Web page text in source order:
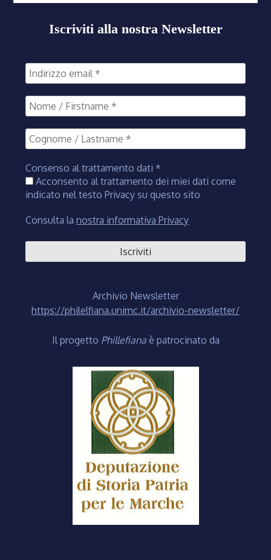
Iscriviti alla nostra Newsletter
Consenso al trattamento dati *
Acconsento al trattamento dei miei dati come
indicato nel testo Privacy su questo sito
Consulta lanostra informativa Privacy
Archivio Newsletter
https://philelfiana.unimc.it/archivio-newsletter/
Il progetto Phillefiana è patrocinato da